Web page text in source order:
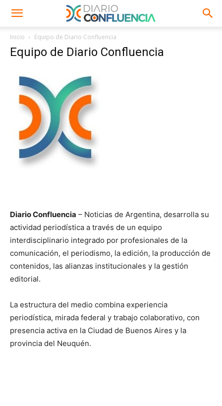
Inicio Equipo de Diario Confluencia
Equipo de Diario Confluencia
Diario Confluencia – Noticias de Argentina, desarrolla su
actividad periodística a través de un equipo
interdisciplinario integrado por profesionales de la
comunicación, el periodismo, la edición, la producción de
contenidos, las alianzas institucionales y la gestión
editorial.
La estructura del medio combina experiencia
periodística, mirada federal y trabajo colaborativo, con
presencia activa en la Ciudad de Buenos Aires y la
provincia del Neuquén.